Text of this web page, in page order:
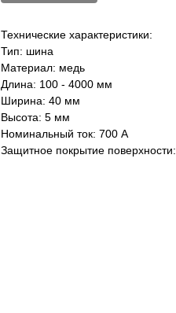
Технические характеристики:
Тип: шина
Материал: медь
Длина: 100 - 4000 мм
Ширина: 40 мм
Высота: 5 мм
Номинальный ток: 700 А
Защитное покрытие